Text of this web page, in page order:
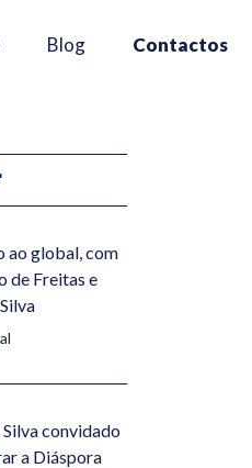
Blog Contactos
×
ao global, com
de Freitas e
Silva convidado
a Diáspora